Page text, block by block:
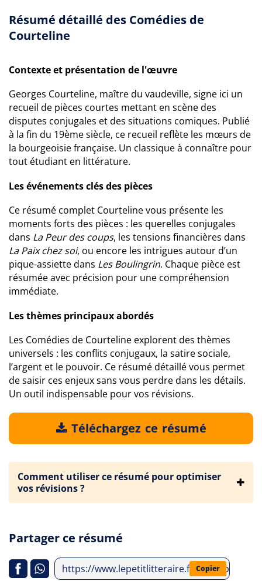
Résumé détaillé des Comédies de
Courteline
Contexte et présentation de l'œuvre
Georges Courteline, maître du vaudeville, signe ici un
recueil de pièces courtes mettant en scène des
disputes conjugales et des situations comiques. Publié
à la fin du 19ème siècle, ce recueil reflète les mœurs de
la bourgeoisie française. Un classique à connaître pour
tout étudiant en littérature.
Les événements clés des pièces
Ce résumé complet Courteline vous présente les
moments forts des pièces : les querelles conjugales
dans La Peur des coups, les tensions financières dans
La Paix chez soi, ou encore les intrigues autour d’un
pique-assiette dans Les Boulingrin. Chaque pièce est
résumée avec précision pour une compréhension
immédiate.
Les thèmes principaux abordés
Les Comédies de Courteline explorent des thèmes
universels : les conflits conjugaux, la satire sociale,
l’argent et le pouvoir. Ce résumé détaillé vous permet
de saisir ces enjeux sans vous perdre dans les détails.
Un outil indispensable pour vos révisions.
Téléchargez ce résumé
Comment utiliser ce résumé pour optimiser
vos révisions ?
Partager ce résumé
https://www.lepetitlitteraire.fr/index.php/
Copier